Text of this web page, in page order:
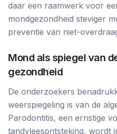
daar een raamwerk voor
mondgezondheid steviger
preventie van niet-
Mond als spiegel van
gezondheid
De onderzoekers
weerspiegeling is van de
Parodontitis, een ernstige
tandvleesontsteking, wordt